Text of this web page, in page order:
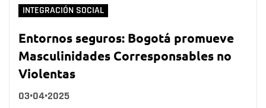
INTEGRACIÓN SOCIAL
Entornos seguros: Bogotá promueve
Masculinidades Corresponsables no
Violentas
03•04•2025